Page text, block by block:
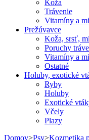
Koža
Trávenie
Vitamíny a
Prežúvavce
Koža, srsť,
Poruchy
Vitamíny a
Ostatné
Holuby, exotické
Ryby
Holuby
Exotické
Včely
Plazy
Domov>Psy>Kozmetika